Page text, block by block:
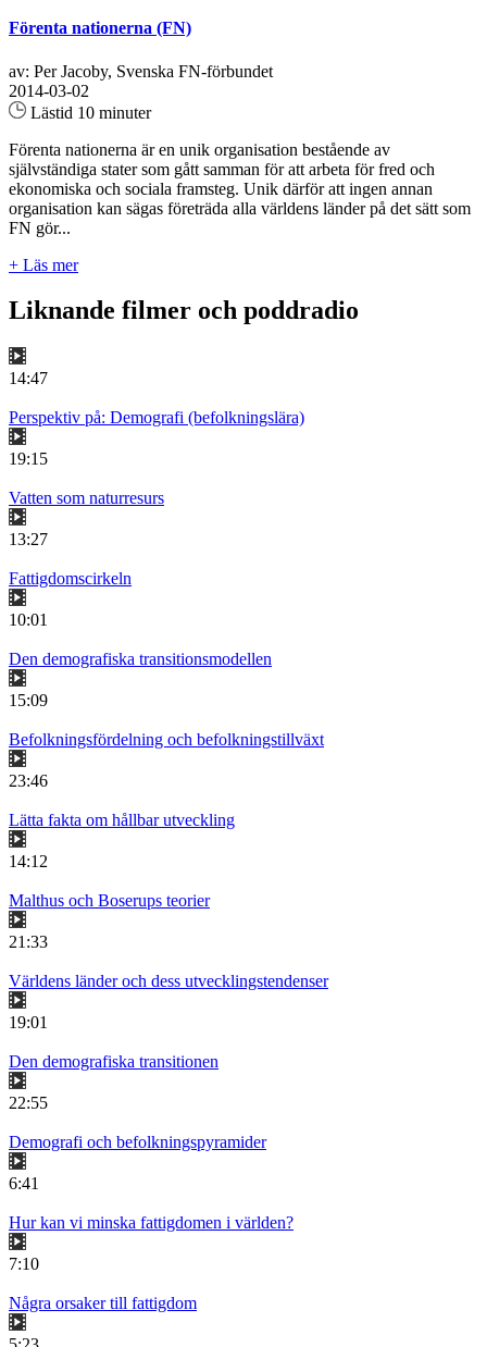
Förenta nationerna (FN)
av: Per Jacoby, Svenska FN-förbundet
2014-03-02
Lästid 10 minuter
Förenta nationerna är en unik organisation bestående av
självständiga stater som gått samman för att arbeta för fred och
ekonomiska och sociala framsteg. Unik därför att ingen annan
organisation kan sägas företräda alla världens länder på det sätt som
FN gör...
+ Läs mer
Liknande filmer och poddradio
14:47
Perspektiv på: Demografi (befolkningslära)
19:15
Vatten som naturresurs
13:27
Fattigdomscirkeln
10:01
Den demografiska transitionsmodellen
15:09
Befolkningsfördelning och befolkningstillväxt
23:46
Lätta fakta om hållbar utveckling
14:12
Malthus och Boserups teorier
21:33
Världens länder och dess utvecklingstendenser
19:01
Den demografiska transitionen
22:55
Demografi och befolkningspyramider
6:41
Hur kan vi minska fattigdomen i världen?
7:10
Några orsaker till fattigdom